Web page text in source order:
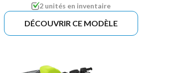
2 unités en inventaire
DÉCOUVRIR CE MODÈLE